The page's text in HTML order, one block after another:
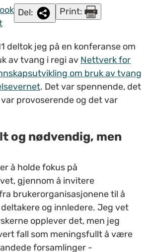
Del: Print:
deltok jeg på en konferanse om
av tvang i regi av Nettverk for
om bruk av tvang
. Det var spennende, det
provoserende og det var
og nødvendig, men
å holde fokus på
gjennom å invitere
brukerorganisasjonene til å
og innledere. Jeg vet
opplever det, men jeg
fall som meningsfullt å være
forsamlinger -